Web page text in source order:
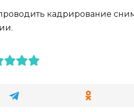
кадрирование